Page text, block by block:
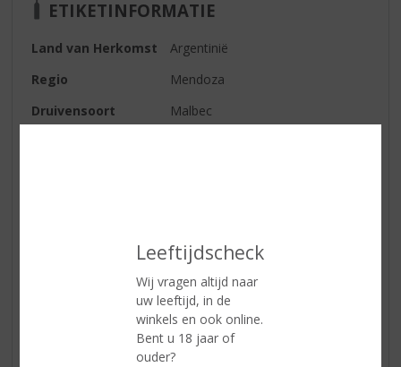
Leeftijdscheck
Wij vragen altijd naar
uw leeftijd, in de
winkels en ook online.
Bent u 18 jaar of
ouder?
ETIKETINFORMATIE
Land van Herkomst
Argentinië
Regio
Mendoza
Druivensoort
Malbec
donkerrood met donkerpaarse
weerschijn
opmerkelijk met zeer elegante
tonen van viooltjes, zwarte
kersen en zoethout